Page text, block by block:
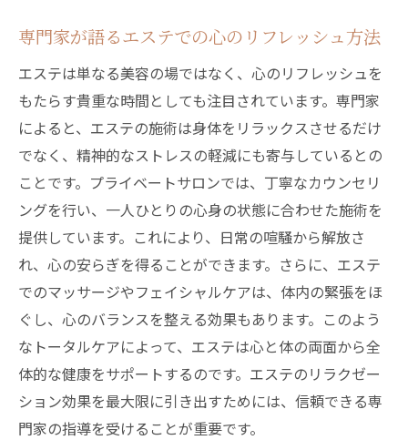
専門家が語るエステでの心のリフレッシュ方法
エステは単なる美容の場ではなく、心のリフレッシュを
もたらす貴重な時間としても注目されています。専門家
によると、エステの施術は身体をリラックスさせるだけ
でなく、精神的なストレスの軽減にも寄与しているとの
ことです。プライベートサロンでは、丁寧なカウンセリ
ングを行い、一人ひとりの心身の状態に合わせた施術を
提供しています。これにより、日常の喧騒から解放さ
れ、心の安らぎを得ることができます。さらに、エステ
でのマッサージやフェイシャルケアは、体内の緊張をほ
ぐし、心のバランスを整える効果もあります。このよう
なトータルケアによって、エステは心と体の両面から全
体的な健康をサポートするのです。エステのリラクゼー
ション効果を最大限に引き出すためには、信頼できる専
門家の指導を受けることが重要です。